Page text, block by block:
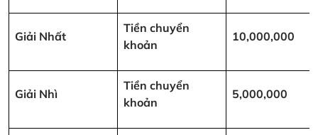
Giải Nhất
Tiền chuyển
khoản
10,000,000
Giải Nhì
Tiền chuyển
khoản
5,000,000